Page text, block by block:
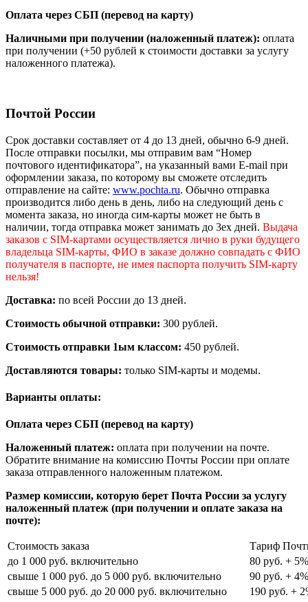
Оплата через СБП (перевод на карту)
Наличными при получении (наложенный платеж): оплата
при получении (+50 рублей к стоимости доставки за услугу
наложенного платежа).
Почтой России
Срок доставки составляет от 4 до 13 дней, обычно 6-9 дней.
После отправки посылки, мы отправим вам “Номер
почтового идентификатора”, на указанный вами E-mail при
оформлении заказа, по которому вы сможете отследить
отправление на сайте: www.pochta.ru. Обычно отправка
производится либо день в день, либо на следующий день с
момента заказа, но иногда сим-карты может не быть в
наличии, тогда отправка может занимать до 3ех дней. Выдача
заказов c SIM-картами осуществляется лично в руки будущего
владельца SIM-карты, ФИО в заказе должно совпадать с ФИО
получателя в паспорте, не имея паспорта получить SIM-карту
нельзя!
Доставка: по всей России до 13 дней.
Стоимость обычной отправки: 300 рублей.
Стоимость отправки 1ым классом: 450 рублей.
Доставляются товары: только SIM-карты и модемы.
Варианты оплаты:
Оплата через СБП (перевод на карту)
Наложенный платеж: оплата при получении на почте.
Обратите внимание на комиссию Почты России при оплате
заказа отправленного наложенным платежом.
Размер комиссии, которую берет Почта России за услугу
наложенный платеж (при получении и оплате заказа на
почте):
Стоимость заказа
Тариф
до 1 000 руб. включительно
80 руб. +
свыше 1 000 руб. до 5 000 руб. включительно
90 руб. +
свыше 5 000 руб. до 20 000 руб. включительно
190 руб. +